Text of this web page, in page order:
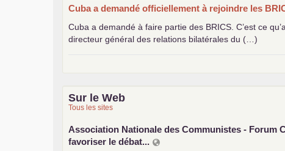
Cuba a demandé officiellement à rejoindre les
Cuba a demandé à faire partie des BRICS . C’est ce
directeur général des relations bilatérales du (…)
Sur le Web
Tous les sites
Association Nationale des Communistes - Forum
favoriser le débat...